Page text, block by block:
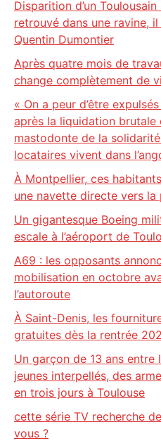
Disparition d’un
retrouvé dans une ravine,
Quentin Dumontier
Après quatre mois de
change complètement de
« On a peur d’être
après la liquidation brutale
mastodonte de la
locataires vivent dans
À Montpellier, ces
une navette directe vers la
Un gigantesque Boeing
escale à l’aéroport de
A69 : les opposants
mobilisation en octobre
l’autoroute
À Saint-Denis, les
gratuites dès la rentrée
Un garçon de 13 ans
jeunes interpellés, des
en trois jours à Toulouse
cette série TV recherche
vous ?